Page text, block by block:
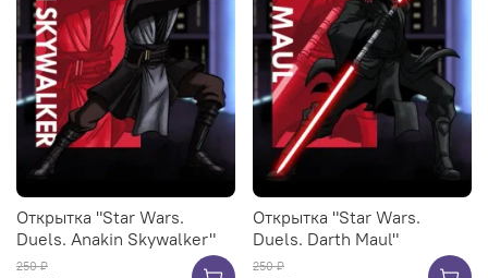
Открытка "Star Wars.
Duels. Anakin Skywalker"
250 ₽
Открытка "Star Wars.
Duels. Darth Maul"
250 ₽